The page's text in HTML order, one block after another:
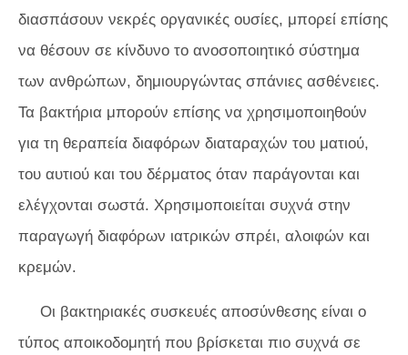
διασπάσουν νεκρές οργανικές ουσίες, μπορεί επίσης
να θέσουν σε κίνδυνο το ανοσοποιητικό σύστημα
των ανθρώπων, δημιουργώντας σπάνιες ασθένειες.
Τα βακτήρια μπορούν επίσης να χρησιμοποιηθούν
για τη θεραπεία διαφόρων διαταραχών του ματιού,
του αυτιού και του δέρματος όταν παράγονται και
ελέγχονται σωστά. Χρησιμοποιείται συχνά στην
παραγωγή διαφόρων ιατρικών σπρέι, αλοιφών και
κρεμών.
Οι βακτηριακές συσκευές αποσύνθεσης είναι ο
τύπος αποικοδομητή που βρίσκεται πιο συχνά σε